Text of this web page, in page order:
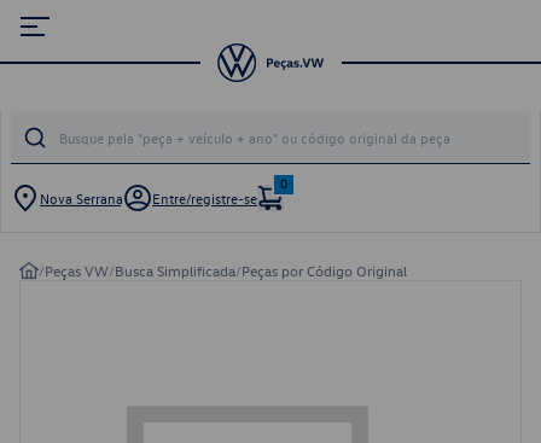
Nova Serrana Entre/registre-se
0
/Peças VW/Busca Simplificada/Peças por Código Original